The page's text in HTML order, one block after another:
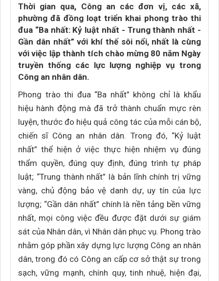
Thời gian qua, Công an các đơn vị, các xã,
phường đã đồng loạt triển khai phong trào thi
đua “Ba nhất: Kỷ luật nhất - Trung thành nhất -
Gần dân nhất” với khí thế sôi nổi, nhất là cùng
với việc lập thành tích chào mừng 80 năm Ngày
truyền thống các lực lượng nghiệp vụ trong
Công an nhân dân.
Phong trào thi đua “Ba nhất” không chỉ là khẩu
hiệu hành động mà đã trở thành chuẩn mực rèn
luyện, thước đo hiệu quả công tác của mỗi cán bộ,
chiến sĩ Công an nhân dân. Trong đó, “Kỷ luật
nhất” thể hiện ở việc thực hiện nhiệm vụ đúng
thẩm quyền, đúng quy định, đúng trình tự pháp
luật; “Trung thành nhất” là bản lĩnh chính trị vững
vàng, chủ động bảo vệ danh dự, uy tín của lực
lượng; “Gần dân nhất” chính là nền tảng bền vững
nhất, mọi công việc đều được đặt dưới sự giám
sát của Nhân dân, vì Nhân dân phục vụ. Phong trào
nhằm góp phần xây dựng lực lượng Công an nhân
dân, trong đó có Công an cấp cơ sở thật sự trong
sạch, vững mạnh, chính quy, tinh nhuệ, hiện đại,